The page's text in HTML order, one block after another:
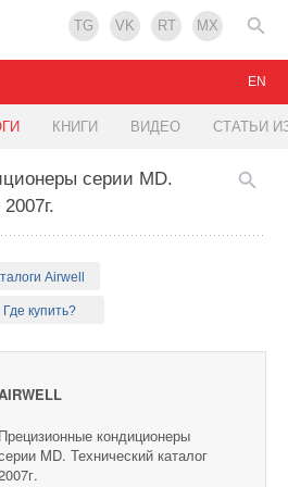
TG VK RT MX
КНИГИ ВИДЕО СТАТЬИ
EN
серии MD.
Airwell
Где купить?
Прецизионные кондиционеры
MD. Технический каталог